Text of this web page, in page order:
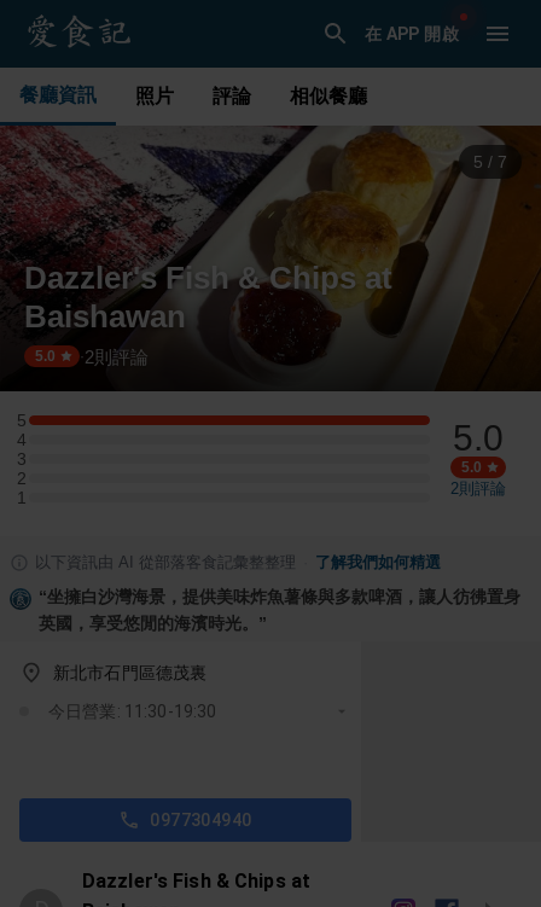
在 APP 開啟
餐廳資訊 照片 評論 相似餐廳
6 / 7
Dazzler's Fish & Chips at
Baishawan
5.0 ·2 則評論
5
5 星：1 則評論
4
4 星：0 則評論
3
3 星：0 則評論
2
2 星：0 則評論
1
1 星：0 則評論
5.0
5.0
2則評論
以下資訊由 AI 從部落客食記彙整整理 了解我們如何精選
“坐擁白沙灣海景，提供美味炸魚薯條與多款啤酒，讓人彷彿置身
英國，享受悠閒的海濱時光。 ”
新北市石門區德茂裏
今日營業: 11:30-19:30
0977304940
Dazzler's Fish & Chips at